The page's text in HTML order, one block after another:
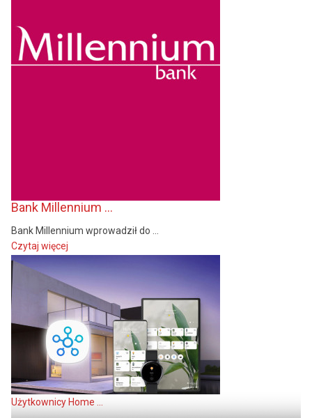
Bank Millennium ...
Bank Millennium wprowadził do ...
Czytaj więcej
Użytkownicy Home ...